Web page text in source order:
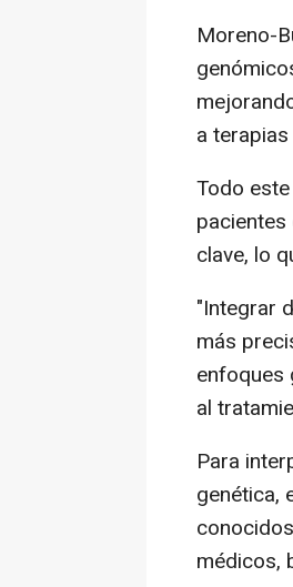
Moreno-
a
Todo
clave, lo
"Integrar
más
enfoques
al
Para
genética,
médicos,